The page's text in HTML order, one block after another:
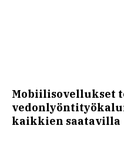
Mobiilisovellukset
kaikkien saatavilla